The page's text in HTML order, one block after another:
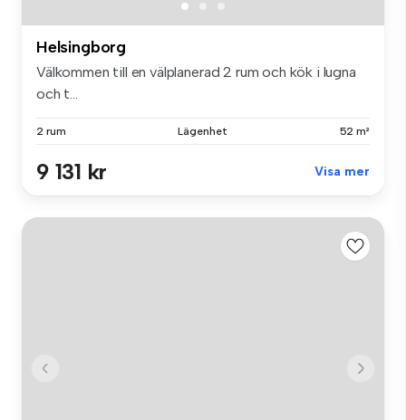
Helsingborg
Välkommen till en välplanerad 2 rum och kök i lugna
och t...
2 rum Lägenhet 52 m²
9 131 kr Visa mer